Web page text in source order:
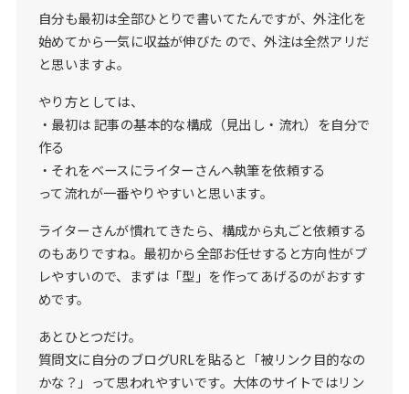
自分も最初は全部ひとりで書いてたんですが、外注化を
始めてから一気に収益が伸びた ので、外注は全然アリだ
と思いますよ。
やり方としては、
・最初は 記事の基本的な構成（見出し・流れ）を自分で
作る
・それをベースにライターさんへ執筆を依頼する
って流れが一番やりやすいと思います。
ライターさんが慣れてきたら、構成から丸ごと依頼する
のもありですね。最初から全部お任せすると方向性がブ
レやすいので、まずは「型」を作ってあげるのがおすす
めです。
あとひとつだけ。
質問文に自分のブログURLを貼ると「被リンク目的なの
かな？」って思われやすいです。大体のサイトではリン